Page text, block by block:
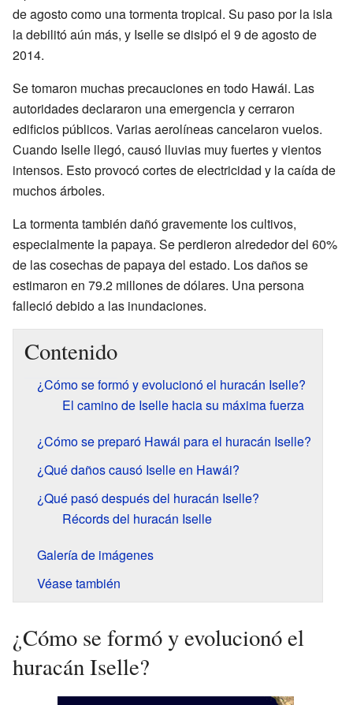
de agosto como una tormenta tropical. Su paso por la isla
la debilitó aún más, y Iselle se disipó el 9 de agosto de
2014.
Se tomaron muchas precauciones en todo Hawái. Las
autoridades declararon una emergencia y cerraron
edificios públicos. Varias aerolíneas cancelaron vuelos.
Cuando Iselle llegó, causó lluvias muy fuertes y vientos
intensos. Esto provocó cortes de electricidad y la caída de
muchos árboles.
La tormenta también dañó gravemente los cultivos,
especialmente la papaya. Se perdieron alrededor del 60%
de las cosechas de papaya del estado. Los daños se
estimaron en 79.2 millones de dólares. Una persona
falleció debido a las inundaciones.
Contenido
¿Cómo se formó y evolucionó el huracán Iselle?
El camino de Iselle hacia su máxima fuerza
¿Cómo se preparó Hawái para el huracán Iselle?
¿Qué daños causó Iselle en Hawái?
¿Qué pasó después del huracán Iselle?
Récords del huracán Iselle
Galería de imágenes
Véase también
¿Cómo se formó y evolucionó el
huracán Iselle?